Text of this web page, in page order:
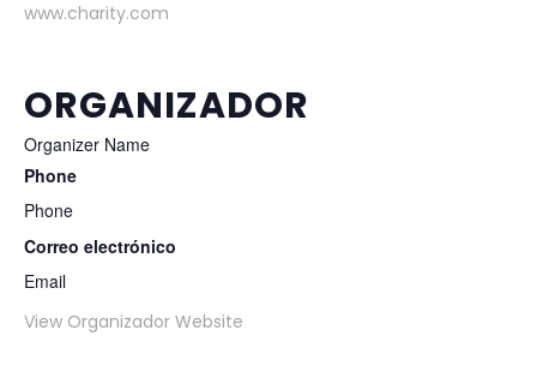
www.charity.com
ORGANIZADOR
Organizer Name
Phone
Phone
Correo electrónico
Email
View Organizador Website